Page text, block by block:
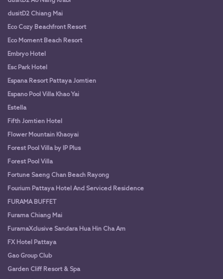
dusitD2 Chiang Mai
Eco Cozy Beachfront Resort
Eco Moment Beach Resort
Embryo Hotel
Esc Park Hotel
Espana Resort Pattaya Jomtien
Espano Pool Villa Khao Yai
Estella
Fifth Jomtien Hotel
Flower Mountain Khaoyai
Forest Pool Villa by IP Plus
Forest Pool Villa
Fortune Saeng Chan Beach Rayong
Fourium Pattaya Hotel And Serviced Residence
FURAMA BUFFET
Furama Chiang Mai
FuramaXclusive Sandara Hua Hin Cha Am
FX Hotel Pattaya
Gao Group Club
Garden Cliff Resort & Spa